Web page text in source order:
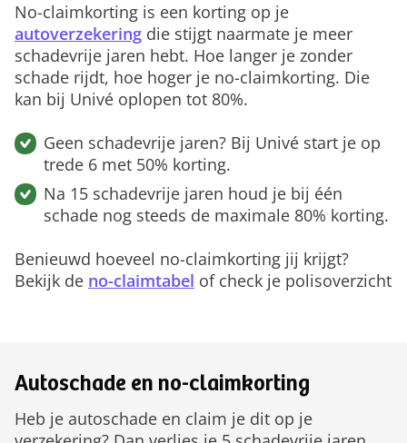
No-claimkorting is een korting op je
autoverzekering die stijgt naarmate je meer
schadevrije jaren hebt. Hoe langer je zonder
schade rijdt, hoe hoger je no-claimkorting. Die
kan bij Univé oplopen tot 80%.
Geen schadevrije jaren? Bij Univé start je op
trede 6 met 50% korting.
Na 15 schadevrije jaren houd je bij één
schade nog steeds de maximale 80% korting.
Benieuwd hoeveel no-claimkorting jij krijgt?
Bekijk de no-claimtabel of check je polisoverzicht
Autoschade en no-claimkorting
Heb je autoschade en claim je dit op je